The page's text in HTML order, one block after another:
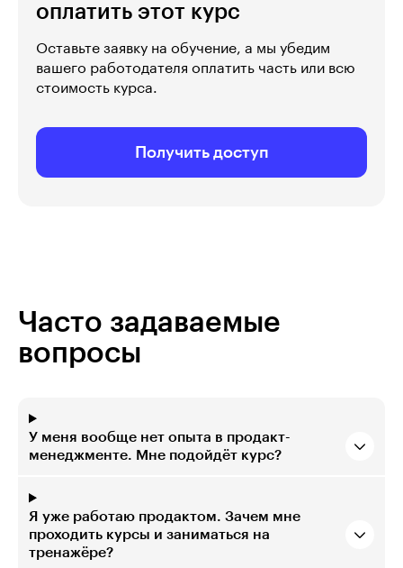
оплатить этот курс
Оставьте заявку на обучение, а мы убедим
вашего работодателя оплатить часть или всю
стоимость курса.
Получить доступ
Часто задаваемые
вопросы
У меня вообще нет опыта в продакт-
менеджменте. Мне подойдёт курс?
Я уже работаю продактом. Зачем мне
проходить курсы и заниматься на
тренажёре?